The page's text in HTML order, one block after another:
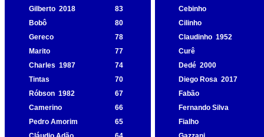
Gilberto 2018 83
Cebinho
Bobô
80
Cilinho
Gereco
78 Claudinho 1952
Marito
77
Curê
Charles 1987 74 Dedé 2000
Tintas
70 Diego Rosa 2017
Róbson 1982 67
Fabão
Camerino
66
Fernando Silva
Pedro Amorim
65
Fialho